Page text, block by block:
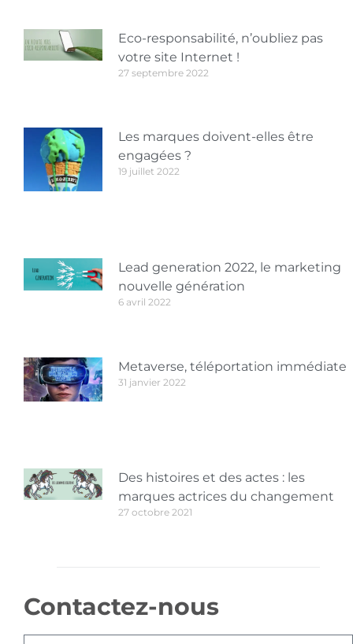
Eco-responsabilité, n’oubliez pas
votre site Internet !
27 septembre 2022
Les marques doivent-elles être
engagées ?
19 juillet 2022
Lead generation 2022, le marketing
nouvelle génération
6 avril 2022
Metaverse, téléportation immédiate
31 janvier 2022
Des histoires et des actes : les
marques actrices du changement
27 octobre 2021
Contactez-nous